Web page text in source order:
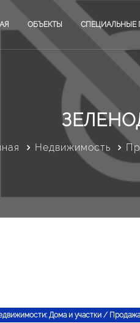
ОБЪЕКТЫ СПЕЦИАЛЬНЫЕ
Недвижимость
Дома и участки / Продажа